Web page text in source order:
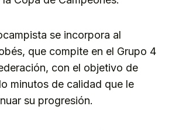
se incorpora al
que compite en el Grupo 4
con el objetivo de
minutos de calidad que le
su progresión.